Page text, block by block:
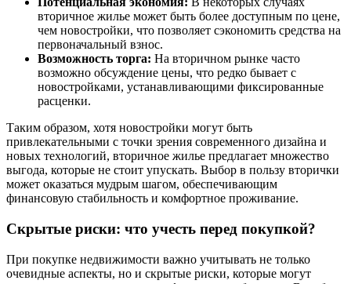
вторичное жилье может быть более доступным по цене,
чем новостройки, что позволяет сэкономить средства на
первоначальный взнос.
Возможность торга: На вторичном рынке часто
возможно обсуждение цены, что редко бывает с
новостройками, устанавливающими фиксированные
расценки.
Таким образом, хотя новостройки могут быть
привлекательными с точки зрения современного дизайна и
новых технологий, вторичное жилье предлагает множество
выгода, которые не стоит упускать. Выбор в пользу вторички
может оказаться мудрым шагом, обеспечивающим
финансовую стабильность и комфортное проживание.
Скрытые риски: что учесть перед покупкой?
При покупке недвижимости важно учитывать не только
очевидные аспекты, но и скрытые риски, которые могут